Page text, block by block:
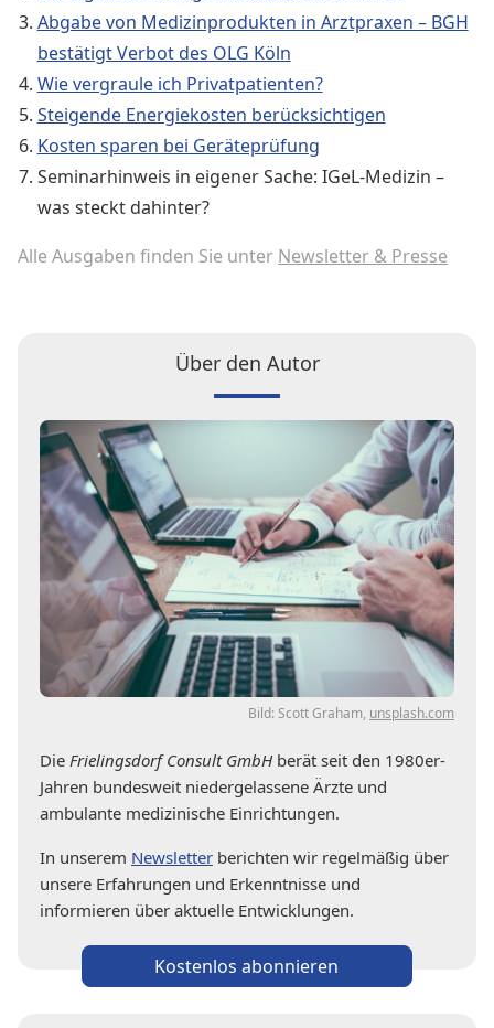
Abgabe von Medizinprodukten in Arztpraxen – BGH
bestätigt Verbot des OLG Köln
Wie vergraule ich Privatpatienten?
Steigende Energiekosten berücksichtigen
Kosten sparen bei Geräteprüfung
Seminarhinweis in eigener Sache: IGeL-Medizin –
was steckt dahinter?
Alle Ausgaben finden Sie unter Newsletter & Presse
Über den Autor
Bild: Scott Graham, unsplash.com
Die Frielingsdorf Consult GmbHberät seit den 1980er-
Jahren bundesweit niedergelassene Ärzte und
ambulante medizinische Einrichtungen.
In unserem Newsletter berichten wir regelmäßig über
unsere Erfahrungen und Erkenntnisse und
informieren über aktuelle Entwicklungen.
Kostenlos abonnieren